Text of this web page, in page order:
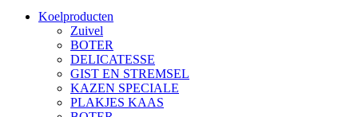
Koelproducten
Zuivel
BOTER
DELICATESSE
GIST EN STREMSEL
KAZEN SPECIALE
PLAKJES KAAS